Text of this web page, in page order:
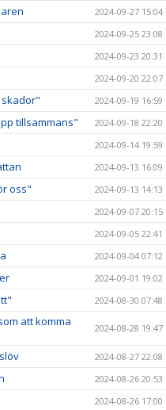
2024-09-27 15:04
2024-09-25 23:08
2024-09-23 20:31
2024-09-20 22:07
skador" 2024-09-19 16:59
tillsammans" 2024-09-18 22:20
2024-09-14 19:59
2024-09-13 16:09
oss" 2024-09-13 14:13
2024-09-07 20:15
2024-09-05 22:41
2024-09-04 07:12
2024-09-01 19:02
2024-08-30 07:48
att komma
2024-08-28 19:47
2024-08-27 22:08
2024-08-26 20:53
2024-08-26 17:00